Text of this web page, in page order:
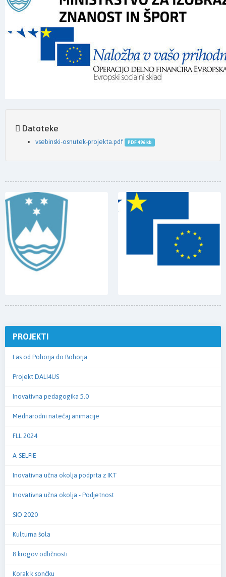
Datoteke
vsebinski-osnutek-projekta.pdf PDF 496 kb
PROJEKTI
Las od Pohorja do Bohorja
Projekt DALI4US
Inovativna pedagogika 5.0
Mednarodni natečaj animacije
FLL 2024
A-SELFIE
Inovativna učna okolja podprta z IKT
Inovativna učna okolja - Podjetnost
SIO 2020
Kulturna šola
8 krogov odličnosti
Korak k sončku